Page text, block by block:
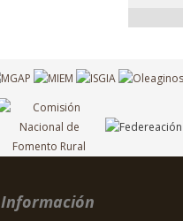
Información